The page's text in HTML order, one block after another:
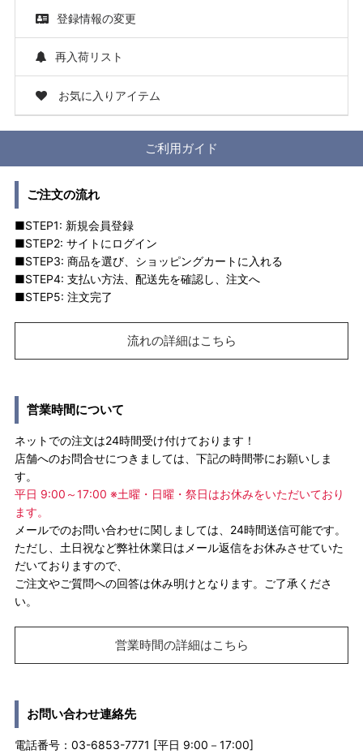
登録情報の変更
再入荷リスト
お気に入りアイテム
ご利用ガイド
ご注文の流れ
■STEP1: 新規会員登録
■STEP2: サイトにログイン
■STEP3: 商品を選び、ショッピングカートに入れる
■STEP4: 支払い方法、配送先を確認し、注文へ
■STEP5: 注文完了
流れの詳細はこちら
営業時間について
ネットでの注文は24時間受け付けております！
店舗へのお問合せにつきましては、下記の時間帯にお願いしま
す。
平日 9:00～17:00 ※土曜・日曜・祭日はお休みをいただいており
ます。
メールでのお問い合わせに関しましては、24時間送信可能です。
ただし、土日祝など弊社休業日はメール返信をお休みさせていた
だいておりますので、
ご注文やご質問への回答は休み明けとなります。ご了承くださ
い。
営業時間の詳細はこちら
お問い合わせ連絡先
電話番号：03-6853-7771 [平日 9:00－17:00]